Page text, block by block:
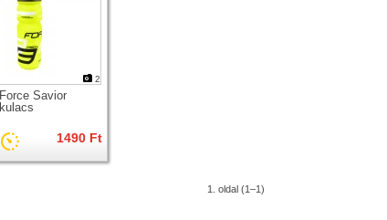
2
Force Savior
kulacs
1490 Ft
1. oldal (1–1)